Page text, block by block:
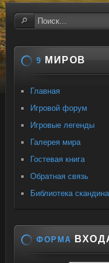
9 МИРОВ
Главная
Игровой форум
Игровые легенды
Галерея мира
Гостевая книга
Обратная связь
Библиотека
ФОРМА